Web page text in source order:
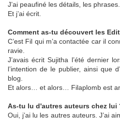
J’ai peaufiné les détails, les phrases.
Et j’ai écrit.
Comment as-tu découvert les
C’est Fil qui m’a contactée car il
ravie.
J’avais écrit Sujitha l’été dernier
l’intention de le publier, ainsi que
blog.
Et alors… et alors… Filaplomb est
As-tu lu d'autres auteurs chez lui
Oui, j’ai lu les autres auteurs. J’ai